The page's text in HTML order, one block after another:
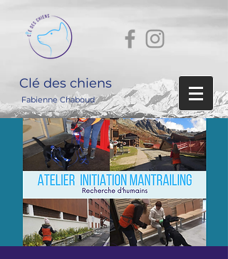
Clé des chiens
Fabienne Chaboud